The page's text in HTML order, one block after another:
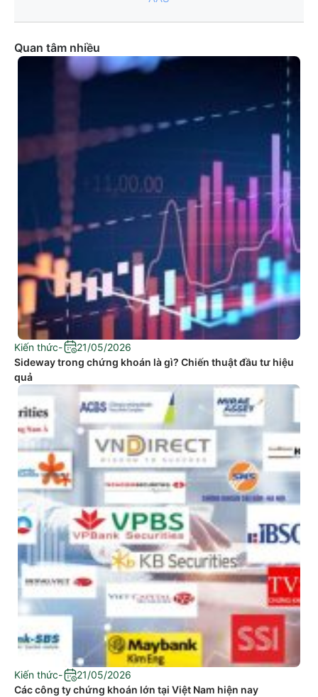
Quan tâm nhiều
Kiến thức-
21/05/2026
Sideway trong chứng khoán là gì? Chiến thuật đầu tư hiệu
quả
Kiến thức-
21/05/2026
Các công ty chứng khoán lớn tại Việt Nam hiện nay